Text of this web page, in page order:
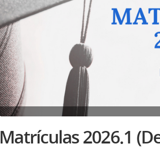
Matrículas 2026.1